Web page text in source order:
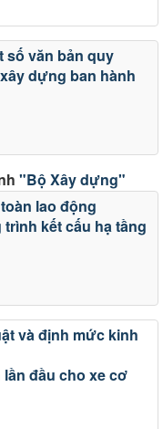
số văn bản quy
dựng ban hành
"Bộ Xây dựng"
lao động
kết cấu hạ tầng
và định mức kinh
đầu cho xe cơ